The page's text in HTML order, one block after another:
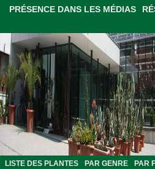
PRÉSENCE DANS LES MÉDIAS
LISTE DES PLANTES PAR GENRE PAR